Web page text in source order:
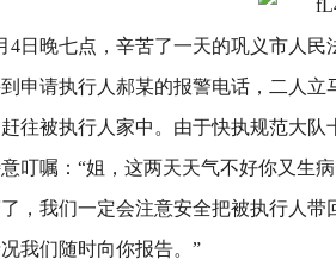
4日晚七点，辛苦了一天的巩义市人民
申请执行人郝某的报警电话，二人
往被执行人家中。由于快执规范大
叮嘱：“姐，这两天天气不好你又生
，我们一定会注意安全把被执行人
我们随时向你报告。”